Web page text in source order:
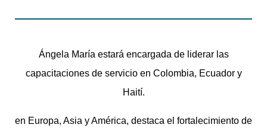
Ángela María estará encargada de liderar las
capacitaciones de servicio en Colombia, Ecuador y
Haití.
en Europa, Asia y América, destaca el fortalecimiento de